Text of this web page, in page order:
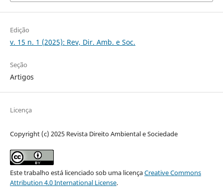
Edição
v. 15 n. 1 (2025): Rev, Dir. Amb. e Soc.
Seção
Artigos
Licença
Copyright (c) 2025 Revista Direito Ambiental e Sociedade
Este trabalho está licenciado sob uma licençaCreative Commons
Attribution 4.0 International License.